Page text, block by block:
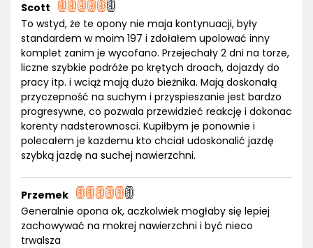
Scott
To wstyd, że te opony nie maja kontynuacji, były
standardem w moim 197 i zdołałem upolować inny
komplet zanim je wycofano. Przejechały 2 dni na torze,
liczne szybkie podróże po krętych droach, dojazdy do
pracy itp. i wciąż mają dużo bieżnika. Mają doskonałą
przyczepność na suchym i przyspieszanie jest bardzo
progresywne, co pozwala przewidzieć reakcję i dokonac
korenty nadsterownosci. Kupiłbym je ponownie i
polecałem je kazdemu kto chciał udoskonalić jazdę
szybką jazdę na suchej nawierzchni.
Przemek
Generalnie opona ok, aczkolwiek mogłaby się lepiej
zachowywać na mokrej nawierzchni i być nieco
trwalsza